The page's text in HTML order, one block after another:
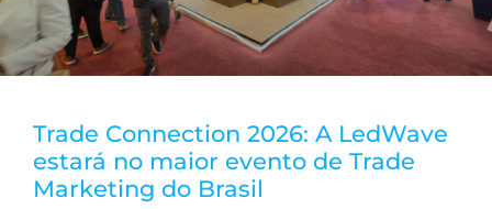
Trade Connection 2026: A LedWave
estará no maior evento de Trade
Marketing do Brasil